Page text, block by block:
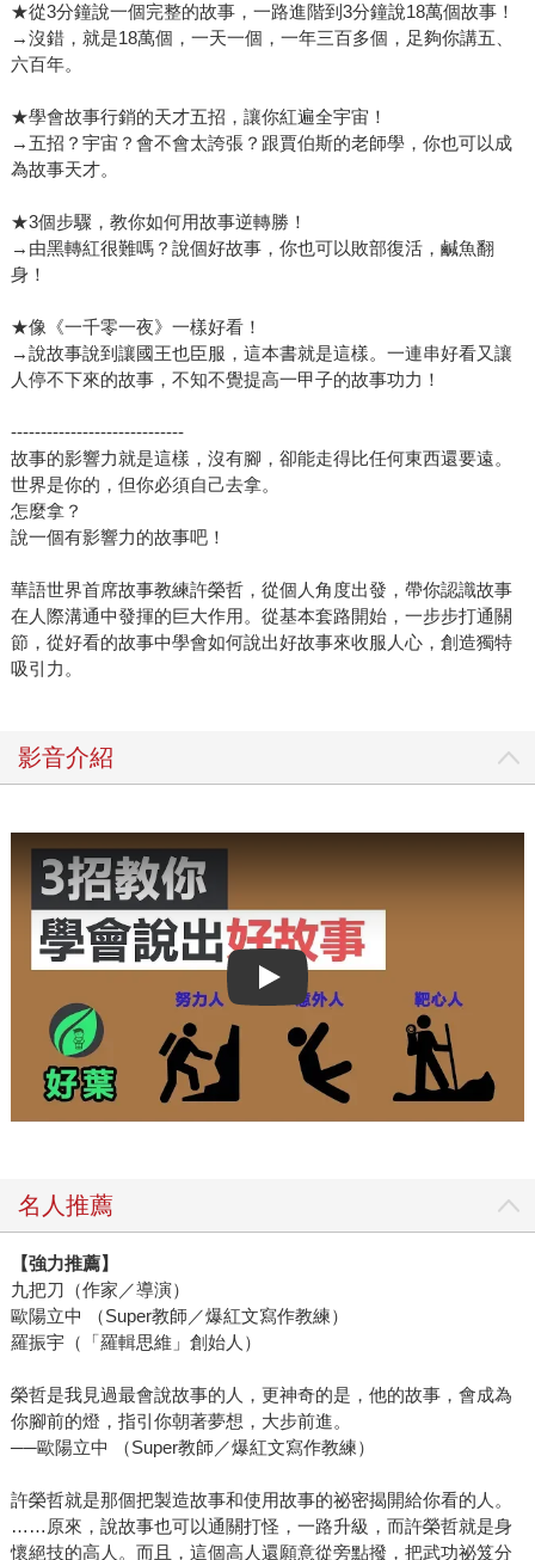
★從3分鐘說一個完整的故事，一路進階到3分鐘說18萬個故事！
→沒錯，就是18萬個，一天一個，一年三百多個，足夠你講五、
六百年。
★學會故事行銷的天才五招，讓你紅遍全宇宙！
→五招？宇宙？會不會太誇張？跟賈伯斯的老師學，你也可以成
為故事天才。
★3個步驟，教你如何用故事逆轉勝！
→由黑轉紅很難嗎？說個好故事，你也可以敗部復活，鹹魚翻
身！
★像《一千零一夜》一樣好看！
→說故事說到讓國王也臣服，這本書就是這樣。一連串好看又讓
人停不下來的故事，不知不覺提高一甲子的故事功力！
-----------------------------
故事的影響力就是這樣，沒有腳，卻能走得比任何東西還要遠。
世界是你的，但你必須自己去拿。
怎麼拿？
說一個有影響力的故事吧！
華語世界首席故事教練許榮哲，從個人角度出發，帶你認識故事
在人際溝通中發揮的巨大作用。從基本套路開始，一步步打通關
節，從好看的故事中學會如何說出好故事來收服人心，創造獨特
吸引力。
影音介紹
Play video
名人推薦
【強力推薦】
九把刀（作家／導演）
歐陽立中 （Super教師／爆紅文寫作教練）
羅振宇（「羅輯思維」創始人）
榮哲是我見過最會說故事的人，更神奇的是，他的故事，會成為
你腳前的燈，指引你朝著夢想，大步前進。
──歐陽立中 （Super教師／爆紅文寫作教練）
許榮哲就是那個把製造故事和使用故事的祕密揭開給你看的人。
……原來，說故事也可以通關打怪，一路升級，而許榮哲就是身
懷絕技的高人。而且，這個高人還願意從旁點撥，把武功祕笈分